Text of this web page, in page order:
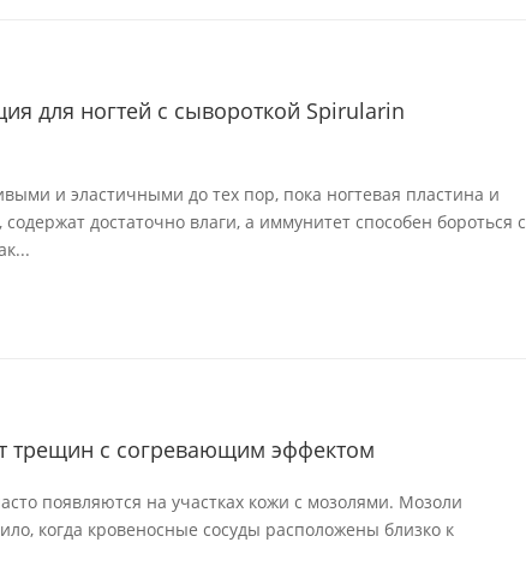
для ногтей с сывороткой Spirularin
и эластичными до тех пор, пока ногтевая пластина и
достаточно влаги, а иммунитет способен бороться с
трещин с согревающим эффектом
появляются на участках кожи с мозолями. Мозоли
когда кровеносные сосуды расположены близко к